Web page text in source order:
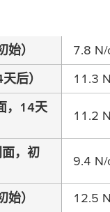
）
7.8 N/
后）
11.3
，14天
11.2
，初
9.4 N/
）
12.5